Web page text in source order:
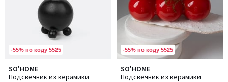
-55% по коду 5525
SO'HOME
Подсвечник из керамики
-55% по коду 5525
SO'HOME
Подсвечник из керамики